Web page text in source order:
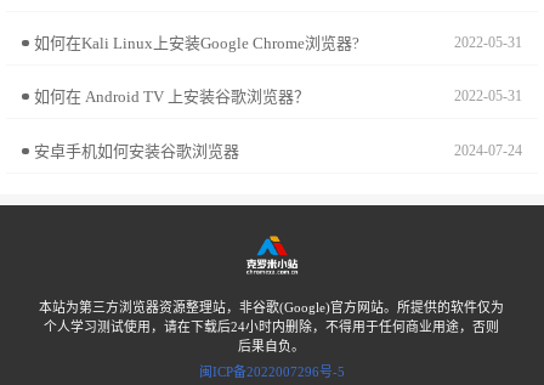
如何在Kali Linux上安装Google Chrome浏览器? 2022-05-31
如何在 Android TV 上安装谷歌浏览器？ 2022-05-31
安卓手机如何安装谷歌浏览器 2024-07-24
本站为第三方浏览器资源整理站，非谷歌(Google)官方网站。所提供的软件仅为
个人学习测试使用，请在下载后24小时内删除，不得用于任何商业用途，否则
后果自负。
闽ICP备2022007296号-5